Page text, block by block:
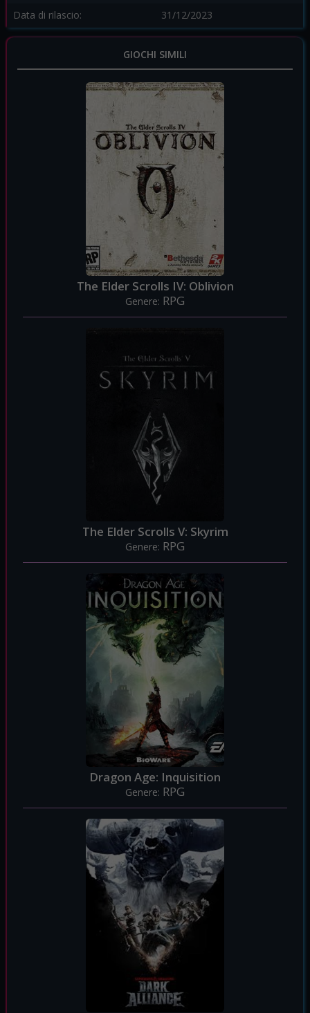
Data di rilascio: 31/12/2023
GIOCHI SIMILI
The Elder Scrolls IV: Oblivion
Genere: RPG
The Elder Scrolls V: Skyrim
Genere: RPG
Dragon Age: Inquisition
Genere: RPG